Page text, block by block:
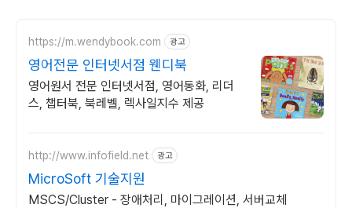
https://m.wendybook.com 광고
영어전문 인터넷서점 웬디북
영어원서 전문 인터넷서점, 영어동화, 리더
스, 챕터북, 북레벨, 렉사일지수 제공
http://www.infofield.net 광고
MicroSoft 기술지원
MSCS/Cluster - 장애처리, 마이그레이션, 서버교체